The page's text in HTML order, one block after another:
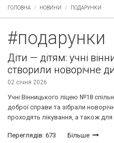
ГОЛОВНА НОВИНИ ПОДАРУНКИ
#подарунки
Діти — дітям: учні
створили новорічне
02 січня 2026
Учні Вінницького ліцею №18
доброї справи та зібрали
проходять лікування, а також для
Переглядів: 673 Більше